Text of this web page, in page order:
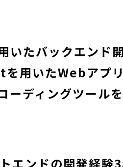
いたバックエンド
用いたWebアプ
ーディングツール
エンドの開発経験